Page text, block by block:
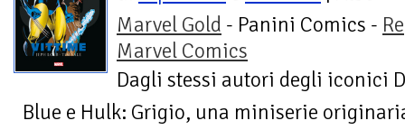
Marvel Gold - Panini Comics -
Marvel Comics
Dagli stessi autori degli iconici
Blue e Hulk: Grigio, una miniserie